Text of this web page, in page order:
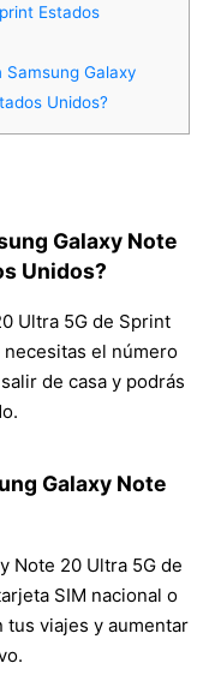
Estados
Samsung Galaxy
Unidos?
Galaxy Note
Unidos?
Ultra 5G de Sprint
el número
de casa y podrás
Galaxy Note
Note 20 Ultra 5G de
SIM nacional o
viajes y aumentar